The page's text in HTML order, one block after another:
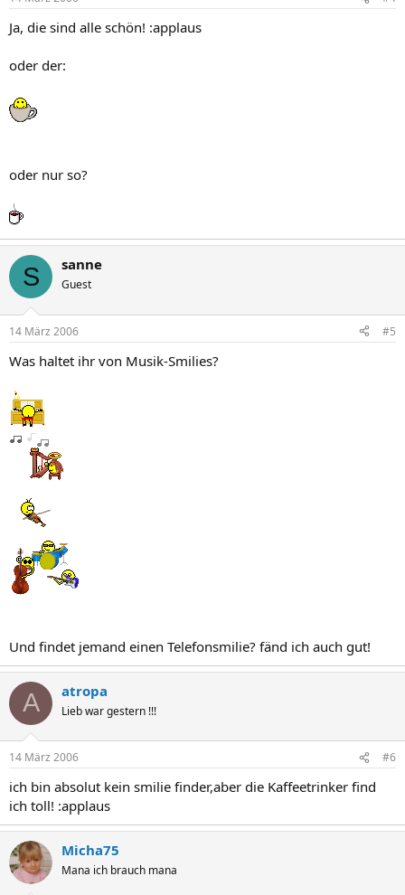
Ja, die sind alle schön! :applaus
oder der:
oder nur so?
S sanne
Guest
14 März 2006 #5
Was haltet ihr von Musik-Smilies?
Und findet jemand einen Telefonsmilie? fänd ich auch gut!
A atropa
Lieb war gestern !!!
14 März 2006 #6
ich bin absolut kein smilie finder,aber die Kaffeetrinker find
ich toll! :applaus
Micha75
Mana ich brauch mana